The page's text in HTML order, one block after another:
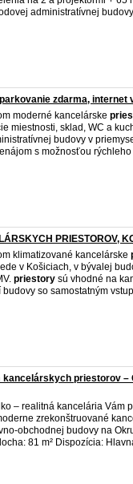
administratívnej
zdarma, internet
moderné kancelárske
miestnosti, sklad, WC a
budovy v
s možnosťou
PRIESTOROV,
klimatizované kancelárske
v Košiciach, v bývalej
priestory sú vhodné na
so samostatným
kancelárskych priestorov –
– realitná kancelária Vám
zrekonštruované
obchodnej budovy na
81 m² Dispozícia: